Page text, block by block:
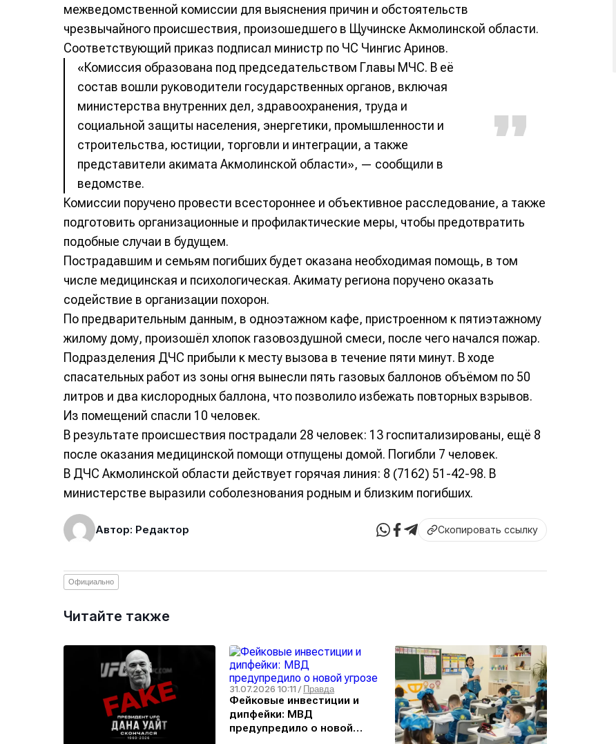
межведомственной комиссии для выяснения причин и обстоятельств
чрезвычайного происшествия, произошедшего в Щучинске Акмолинской области.
Соответствующий приказ подписал министр по ЧС Чингис Аринов.
«Комиссия образована под председательством Главы МЧС. В её
состав вошли руководители государственных органов, включая
министерства внутренних дел, здравоохранения, труда и
социальной защиты населения, энергетики, промышленности и
строительства, юстиции, торговли и интеграции, а также
представители акимата Акмолинской области», — сообщили в
ведомстве.
Комиссии поручено провести всестороннее и объективное расследование, а также
подготовить организационные и профилактические меры, чтобы предотвратить
подобные случаи в будущем.
Пострадавшим и семьям погибших будет оказана необходимая помощь, в том
числе медицинская и психологическая. Акимату региона поручено оказать
содействие в организации похорон.
По предварительным данным, в одноэтажном кафе, пристроенном к пятиэтажному
жилому дому, произошёл хлопок газовоздушной смеси, после чего начался пожар.
Подразделения ДЧС прибыли к месту вызова в течение пяти минут. В ходе
спасательных работ из зоны огня вынесли пять газовых баллонов объёмом по 50
литров и два кислородных баллона, что позволило избежать повторных взрывов.
Из помещений спасли 10 человек.
В результате происшествия пострадали 28 человек: 13 госпитализированы, ещё 8
после оказания медицинской помощи отпущены домой. Погибли 7 человек.
В ДЧС Акмолинской области действует горячая линия: 8 (7162) 51-42-98. В
министерстве выразили соболезнования родным и близким погибших.
Автор: Редактор Скопировать ссылку
Официально
Читайте также
31.07.2026 10:11 / Правда
Фейковые инвестиции и
дипфейки: МВД
предупредило о новой